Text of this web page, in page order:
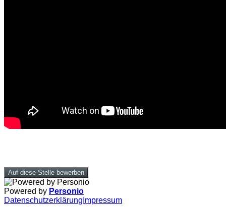
Auf diese Stelle bewerben
Powered by Personio
Datenschutzerklärung Impressum